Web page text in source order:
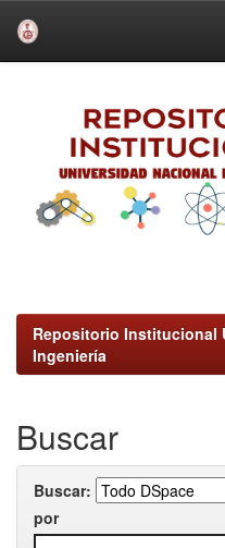
Repositorio Institucional
Ingeniería
Buscar
Buscar:
por